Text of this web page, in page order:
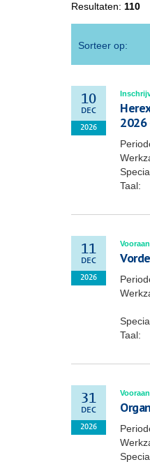
Resultaten: 110
Sorteer op:
10
DEC
2026
2026
Taal:
11
DEC
2026
Taal:
31
DEC
2026